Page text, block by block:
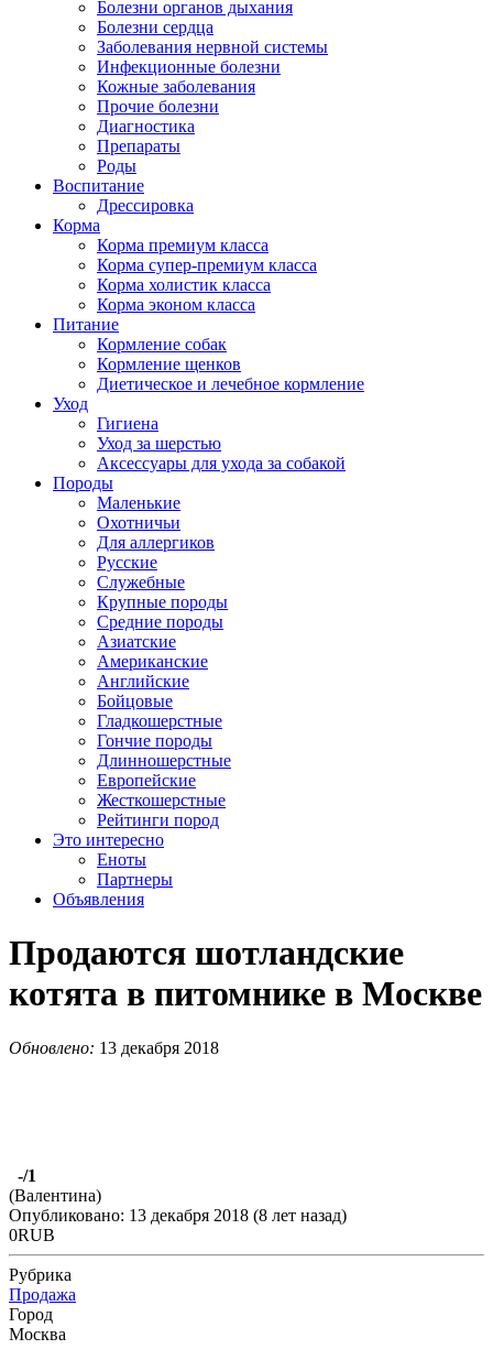
Болезни органов дыхания
Болезни сердца
Заболевания нервной системы
Инфекционные болезни
Кожные заболевания
Прочие болезни
Диагностика
Препараты
Роды
Воспитание
Дрессировка
Корма
Корма премиум класса
Корма супер-премиум класса
Корма холистик класса
Корма эконом класса
Питание
Кормление собак
Кормление щенков
Диетическое и лечебное кормление
Уход
Гигиена
Уход за шерстью
Аксессуары для ухода за собакой
Породы
Маленькие
Охотничьи
Для аллергиков
Русские
Служебные
Крупные породы
Средние породы
Азиатские
Американские
Английские
Бойцовые
Гладкошерстные
Гончие породы
Длинношерстные
Европейские
Жесткошерстные
Рейтинги пород
Это интересно
Еноты
Партнеры
Объявления
Продаются шотландские
котята в питомнике в Москве
Обновлено: 13 декабря 2018
-/1
(Валентина)
Опубликовано: 13 декабря 2018 (8 лет назад)
0RUB
Рубрика
Продажа
Город
Москва